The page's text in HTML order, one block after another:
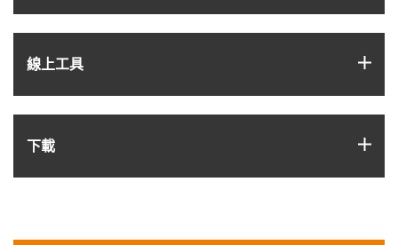
線上工具
下載